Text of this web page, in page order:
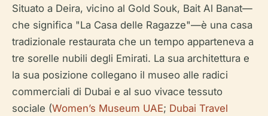
Situato a Deira, vicino al Gold Souk, Bait Al Banat—
che significa "La Casa delle Ragazze"—è una casa
tradizionale restaurata che un tempo apparteneva a
tre sorelle nubili degli Emirati. La sua architettura e
la sua posizione collegano il museo alle radici
commerciali di Dubai e al suo vivace tessuto
sociale (Women’s Museum UAE; Dubai Travel